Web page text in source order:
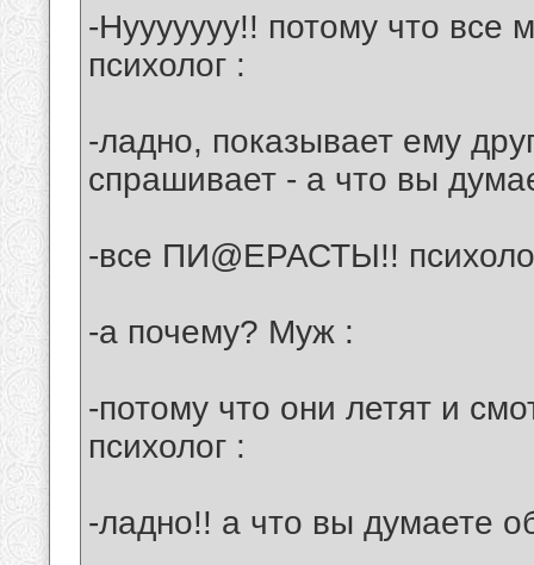
-Нууууууу!! потому что
психолог :
-ладно, показывает ему
спрашивает - а что вы
-все ПИ@ЕРАСТЫ!!
-а почему? Муж :
-потому что они летят и
психолог :
-ладно!! а что вы думаете